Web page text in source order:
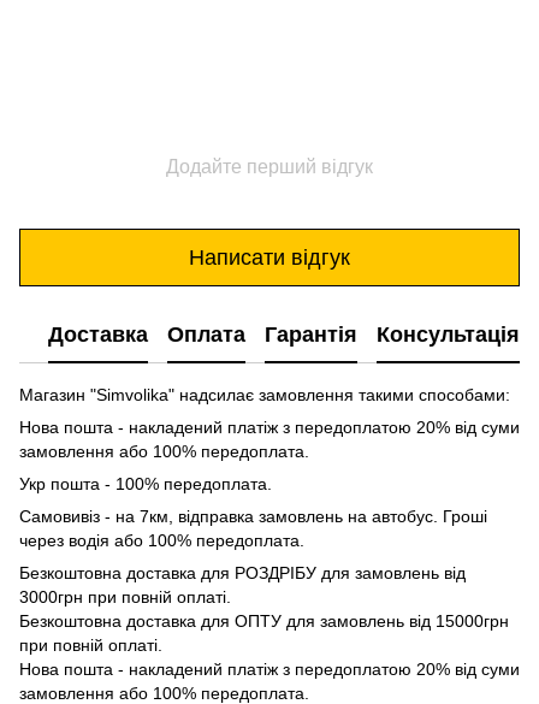
Додайте перший відгук
Написати відгук
Доставка Оплата Гарантія Консультація
Магазин "Simvolika" надсилає замовлення такими способами:
Нова пошта - накладений платіж з передоплатою 20% від суми
замовлення або 100% передоплата.
Укр пошта - 100% передоплата.
Самовивіз - на 7км, відправка замовлень на автобус. Гроші
через водія або 100% передоплата.
Безкоштовна доставка для РОЗДРІБУ для замовлень від
3000грн при повній оплаті.
Безкоштовна доставка для ОПТУ для замовлень від 15000грн
при повній оплаті.
Нова пошта - накладений платіж з передоплатою 20% від суми
замовлення або 100% передоплата.